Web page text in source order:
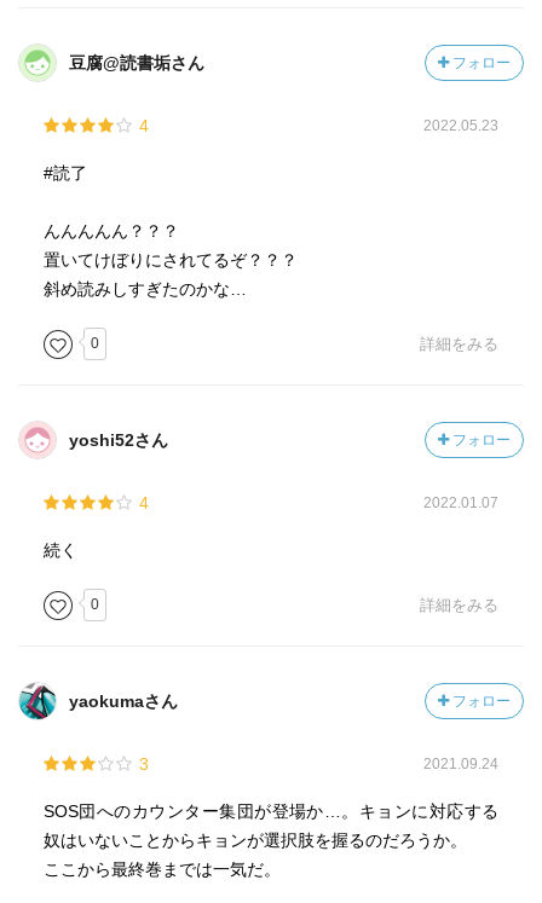
豆腐@読書垢さん フォロー
4 2022.05.23
#読了
んんんんん？？？
置いてけぼりにされてるぞ？？？
斜め読みしすぎたのかな…
0 詳細をみる
yoshi52さん フォロー
4 2022.01.07
続く
0 詳細をみる
yaokumaさん フォロー
3 2021.09.24
SOS団へのカウンター集団が登場か…。キョンに対応する
奴はいないことからキョンが選択肢を握るのだろうか。
ここから最終巻までは一気だ。